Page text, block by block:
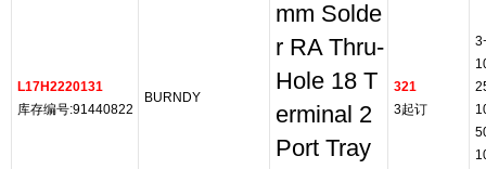
L17H2220131
库存编号:91440822
BURNDY
mm Solde
r RA Thru-
Hole 18 T
erminal 2
Port Tray
321
3起订